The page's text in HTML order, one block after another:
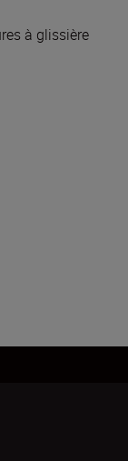
à glissière